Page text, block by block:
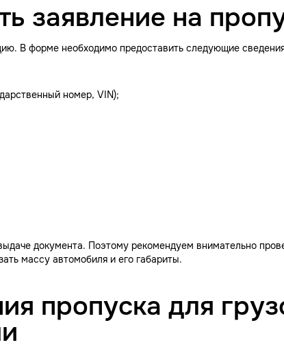
заявление на
В форме необходимо предоставить следующие
номер, VIN);
документа. Поэтому рекомендуем внимательно
массу автомобиля и его габариты.
пропуска для